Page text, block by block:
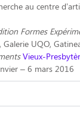
au centre
Formes
Galerie UQO,
Vieux-
– 6 mars 2016